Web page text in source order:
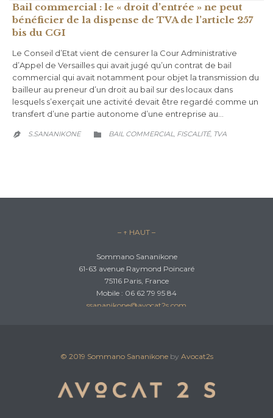
Bail commercial : le « droit d’entrée » ne peut
bénéficier de la dispense de TVA de l’article 257
bis du CGI
Le Conseil d’Etat vient de censurer la Cour Administrative
d’Appel de Versailles qui avait jugé qu’un contrat de bail
commercial qui avait notamment pour objet la transmission du
bailleur au preneur d’un droit au bail sur des locaux dans
lesquels s’exerçait une activité devait être regardé comme un
transfert d’une partie autonome d’une entreprise au…
 S.SANANIKONE  CATEGORY
BAIL COMMERCIAL, FISCALITÉ, TVA
– ↑ HAUT –
Sommano Sananikone
61-63 avenue Raymond Poincaré
75116 Paris, France
Mobile : 06 62 79 95 84
ssananikone@avocat2s.com
© 2019 Sommano Sananikoneby Avocat2s